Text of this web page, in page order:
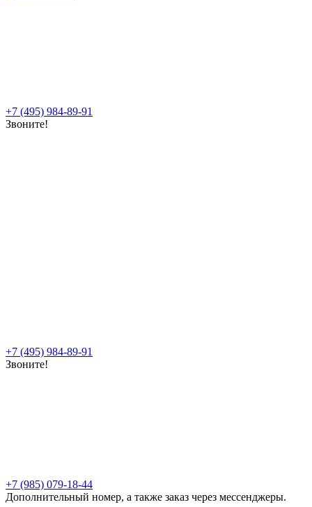
+7 (495) 984-89-91
Звоните!
+7 (495) 984-89-91
Звоните!
+7 (985) 079-18-44
Дополнительный номер, а также заказ через мессенджеры.